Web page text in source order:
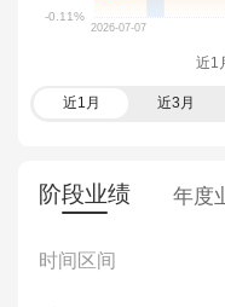
近1
近1月 近3月
阶段业绩 年度
时间区间